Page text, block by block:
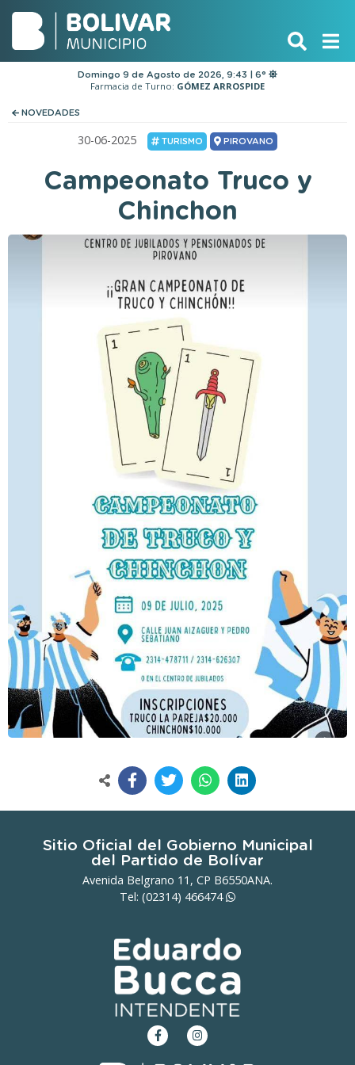
Domingo 9 de Agosto de 2026, 9:43 | 6°
Farmacia de Turno: GÓMEZ ARROSPIDE
NOVEDADES
30-06-2025 TURISMO PIROVANO
Campeonato Truco y
Chinchon
Sitio Oficial del Gobierno Municipal
del Partido de Bolívar
Avenida Belgrano 11, CP B6550ANA.
Tel: (02314) 466474